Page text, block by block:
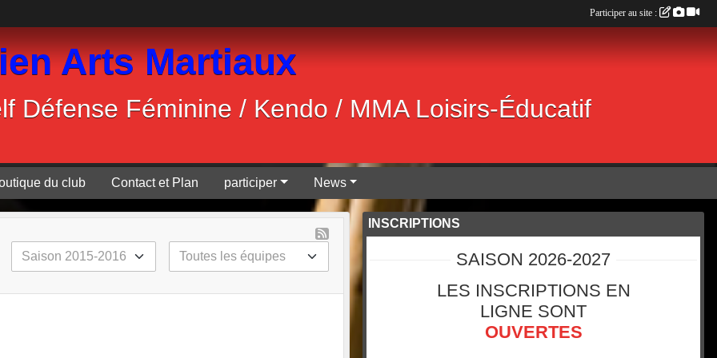
Arts Martiaux
Défense Féminine / Kendo / MMA Loisirs-Éducatif
du club Contact et Plan participer News
INSCRIPTIONS
SAISON 2026-2027
LES INSCRIPTIONS EN
LIGNE SONT
OUVERTES
Participer au site :